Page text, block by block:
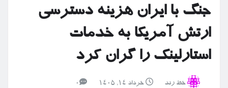
جنگ با ایران هزینه دسترسی
ارتش آمریکا به خدمات
استارلینک را گران کرد
خط رند خرداد ۱۴, ۱۴۰۵ 0